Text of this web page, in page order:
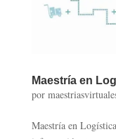
Maestría en
por
Maestría en